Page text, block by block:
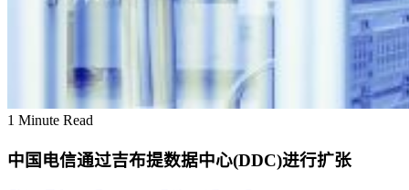
1 Minute Read
中国电信通过吉布提数据中心(DDC)进行扩张